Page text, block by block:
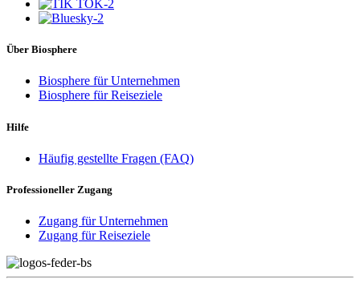
Über Biosphere
Biosphere für Unternehmen
Biosphere für Reiseziele
Hilfe
Häufig gestellte Fragen (FAQ)
Professioneller Zugang
Zugang für Unternehmen
Zugang für Reiseziele